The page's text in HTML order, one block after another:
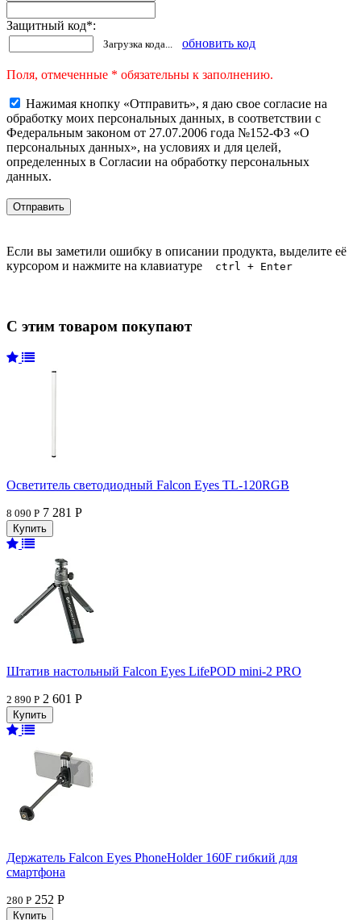
Защитный код*:
Загрузка кода... обновить код
Поля, отмеченные * обязательны к заполнению.
Нажимая кнопку «Отправить», я даю свое согласие на
обработку моих персональных данных, в соответствии с
Федеральным законом от 27.07.2006 года №152-ФЗ «О
персональных данных», на условиях и для целей,
определенных в Согласии на обработку персональных
данных.
Если вы заметили ошибку в описании продукта, выделите её
курсором и нажмите на клавиатуре
ctrl + Enter
С этим товаром покупают
Осветитель светодиодный Falcon Eyes TL-120RGB
8 090 Р 7 281 Р
Штатив настольный Falcon Eyes LifePOD mini-2 PRO
2 890 Р 2 601 Р
Держатель Falcon Eyes PhoneHolder 160F гибкий для
смартфона
280 Р 252 Р